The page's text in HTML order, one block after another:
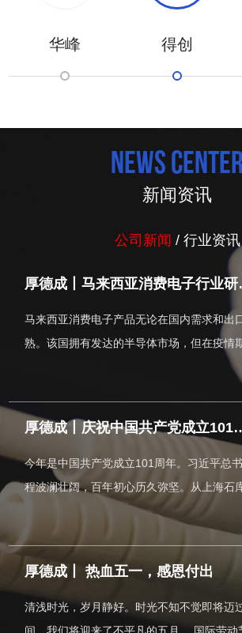
华峰 得创
news
新闻资讯
公司新闻 / 行业资讯
厚德
马来西亚消费电子产品无论在国内需求和出
熟。该国拥有发达的半导体市场，但在疫情
挥其潜力。马来西亚在外包组装、封装和测
测试设备业务中至关重要。戴尔、惠普和英
西亚均设有制造中心。马来西亚生产的一些
机、扬声器和电视机等，主要供应商包括松
马来西亚市场较小，但却在全球消费电子供
色，本地制造商受全球需求影响大过于国内
厚德成丨庆祝
今年是中国共产党成立101周年。习近平总
程波澜壮阔，百年初心历久弥坚。从上海石
一艘小小红船承载着人民的重托、民族的希
滩，穿过惊涛骇浪，成为领航中国行稳致远
厚德成丨 热血五一，感恩付出
清浅时光，岁月静好。时光不知不觉即将迈
间，我们将迎来了不平凡的五月。 国际劳动节又称“五一国际